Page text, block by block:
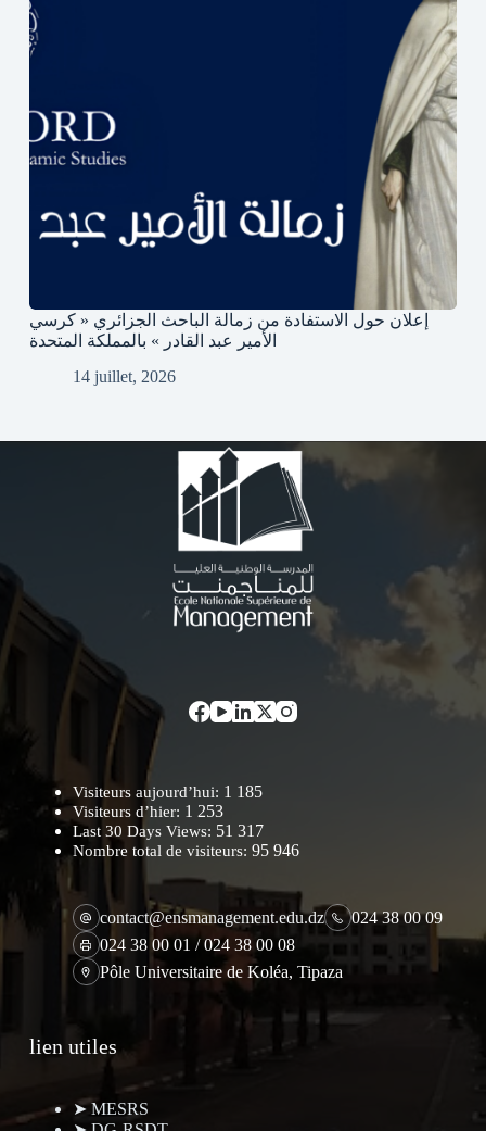
إعلان حول الاستفادة من زمالة الباحث الجزائري « كرسي
الأمير عبد القادر » بالمملكة المتحدة
14 juillet, 2026
Visiteurs aujourd’hui: 1 185
Visiteurs d’hier: 1 253
Last 30 Days Views: 51 317
Nombre total de visiteurs: 95 946
contact@ensmanagement.edu.dz
024 38 00 09
024 38 00 01 / 024 38 00 08
Pôle Universitaire de Koléa, Tipaza
lien utiles
➤ MESRS